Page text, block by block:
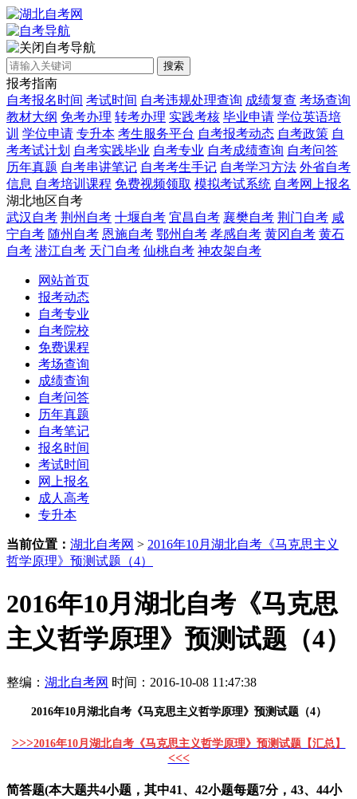
自考导航
搜索
报考指南
自考报名时间 考试时间 自考违规处理查询 成绩复查 考场查询
教材大纲 免考办理 转考办理 实践考核 毕业申请 学位英语培
训 学位申请 专升本 考生服务平台 自考报考动态 自考政策 自
考考试计划 自考实践毕业 自考专业 自考成绩查询 自考问答
历年真题 自考串讲笔记 自考考生手记 自考学习方法 外省自考
信息 自考培训课程 免费视频领取 模拟考试系统 自考网上报名
湖北地区自考
武汉自考 荆州自考 十堰自考 宜昌自考 襄樊自考 荆门自考 咸
宁自考 随州自考 恩施自考 鄂州自考 孝感自考 黄冈自考 黄石
自考 潜江自考 天门自考 仙桃自考 神农架自考
网站首页
报考动态
自考专业
自考院校
免费课程
考场查询
成绩查询
自考问答
历年真题
自考笔记
报名时间
考试时间
网上报名
成人高考
专升本
当前位置： 湖北自考网 > 2016年10月湖北自考《马克思主义
哲学原理》预测试题（4）
2016年10月湖北自考《马克思
主义哲学原理》预测试题（4）
整编： 湖北自考网 时间：2016-10-08 11:47:38
2016年10月湖北自考《马克思主义哲学原理》预测试题（4）
>>>2016年10月湖北自考《马克思主义哲学原理》预测试题【汇总】
<<<
简答题(本大题共4小题，其中41、42小题每题7分，43、44小